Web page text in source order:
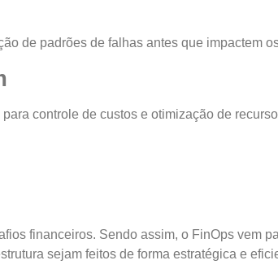
de padrões de falhas antes que impactem
para controle de custos e otimização de
financeiros. Sendo assim, o FinOps vem
sejam feitos de forma estratégica e